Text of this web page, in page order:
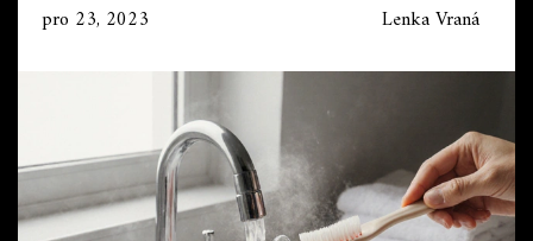
pro 23, 2023 Lenka Vraná